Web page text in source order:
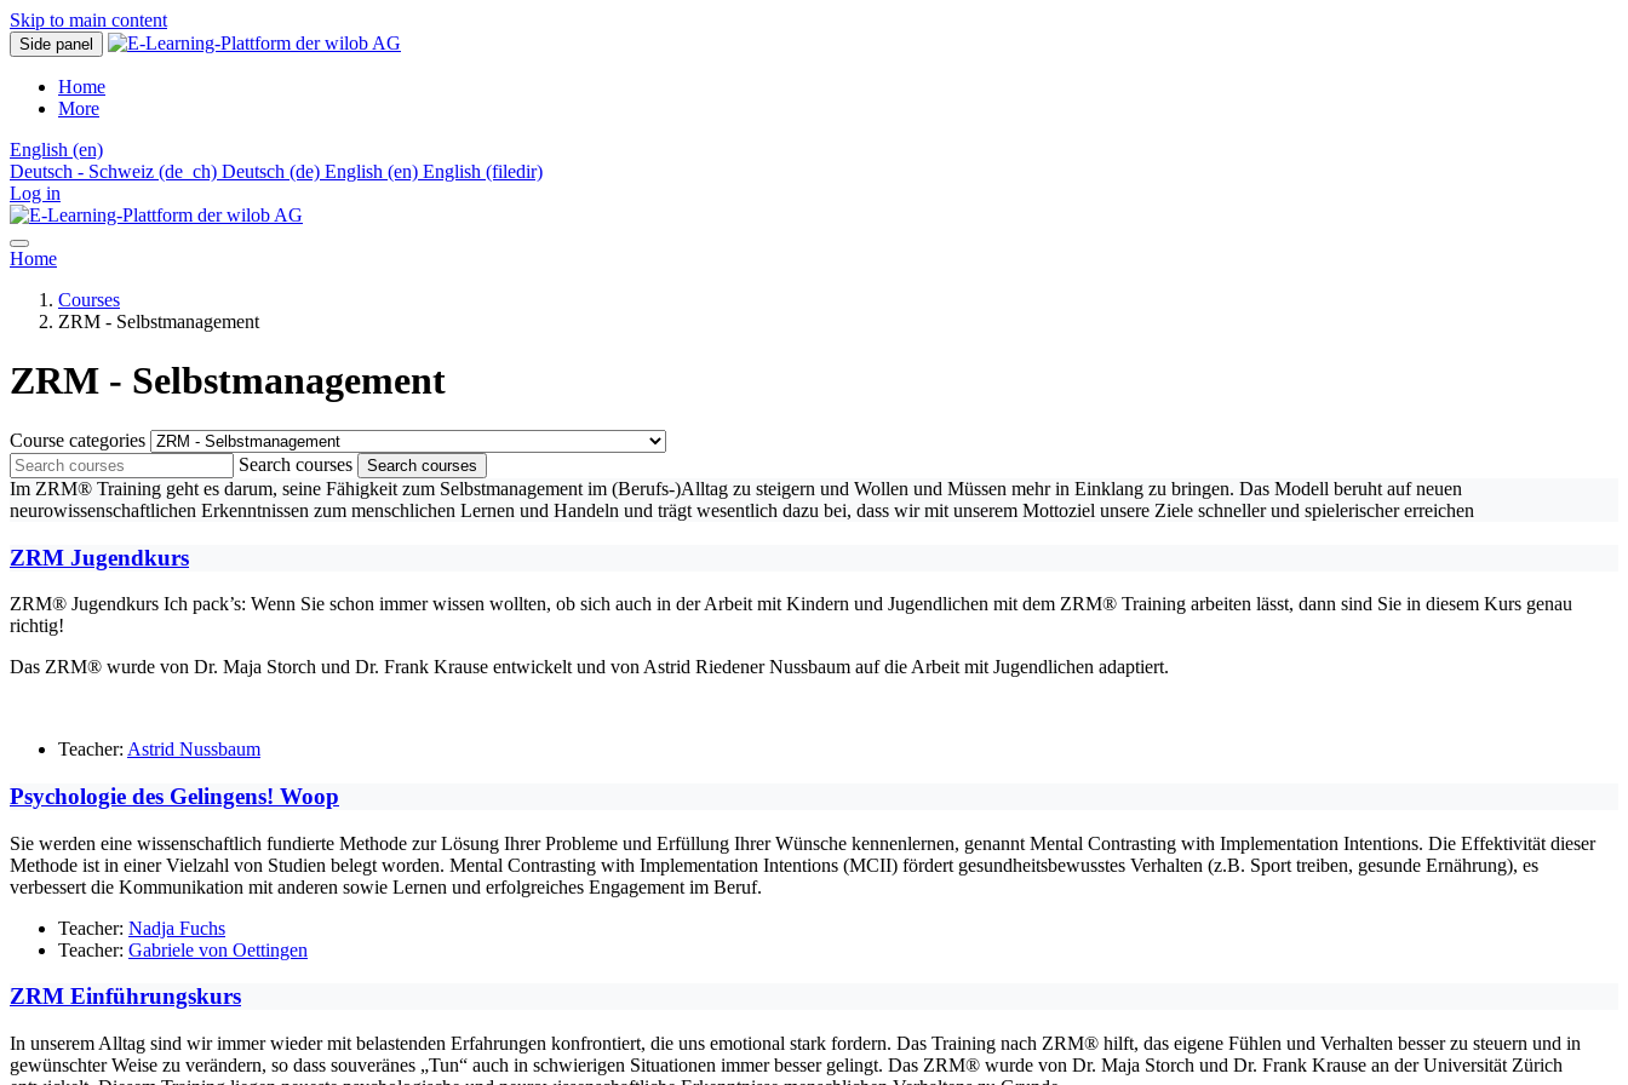
Skip to main content
Side panel
Home
More
English ‎(en)‎
Deutsch - Schweiz ‎(de_ch)‎ Deutsch ‎(de)‎ English ‎(en)‎ English ‎(filedir)‎
Log in
Home
Courses
ZRM - Selbstmanagement
ZRM - Selbstmanagement
Course categories
Search courses
Search courses
Im ZRM® Training geht es darum, seine Fähigkeit zum Selbstmanagement im (Berufs-)Alltag zu steigern und Wollen und Müssen mehr in Einklang zu bringen. Das Modell beruht auf neuen
neurowissenschaftlichen Erkenntnissen zum menschlichen Lernen und Handeln und trägt wesentlich dazu bei, dass wir mit unserem Mottoziel unsere Ziele schneller und spielerischer erreichen
ZRM Jugendkurs
ZRM® Jugendkurs Ich pack’s: Wenn Sie schon immer wissen wollten, ob sich auch in der Arbeit mit Kindern und Jugendlichen mit dem ZRM® Training arbeiten lässt, dann sind Sie in diesem Kurs genau
richtig!
Das ZRM® wurde von Dr. Maja Storch und Dr. Frank Krause entwickelt und von Astrid Riedener Nussbaum auf die Arbeit mit Jugendlichen adaptiert.
Teacher: Astrid Nussbaum
Psychologie des Gelingens! Woop
Sie werden eine wissenschaftlich fundierte Methode zur Lösung Ihrer Probleme und Erfüllung Ihrer Wünsche kennenlernen, genannt Mental Contrasting with Implementation Intentions. Die Effektivität dieser
Methode ist in einer Vielzahl von Studien belegt worden. Mental Contrasting with Implementation Intentions (MCII) fördert gesundheitsbewusstes Verhalten (z.B. Sport treiben, gesunde Ernährung), es
verbessert die Kommunikation mit anderen sowie Lernen und erfolgreiches Engagement im Beruf.
Teacher: Nadja Fuchs
Teacher: Gabriele von Oettingen
ZRM Einführungskurs
In unserem Alltag sind wir immer wieder mit belastenden Erfahrungen konfrontiert, die uns emotional stark fordern. Das Training nach ZRM® hilft, das eigene Fühlen und Verhalten besser zu steuern und in
gewünschter Weise zu verändern, so dass souveränes „Tun“ auch in schwierigen Situationen immer besser gelingt. Das ZRM® wurde von Dr. Maja Storch und Dr. Frank Krause an der Universität Zürich